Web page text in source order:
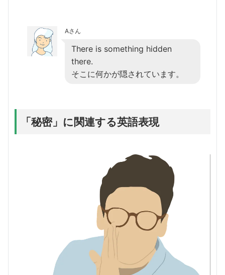
Aさん
There is something hidden
there.
そこに何かが隠されています。
「秘密」に関連する英語表現